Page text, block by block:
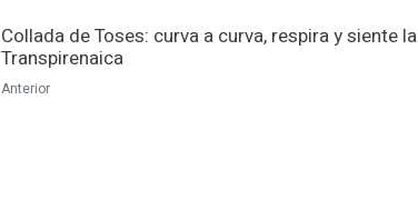
Collada de Toses: curva a curva, respira y siente la
Transpirenaica
Anterior